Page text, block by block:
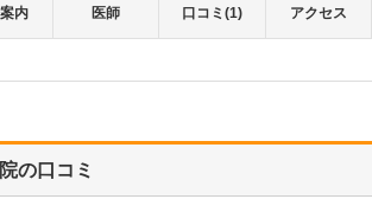
内 医師 口コミ(1) アクセス
の口コミ